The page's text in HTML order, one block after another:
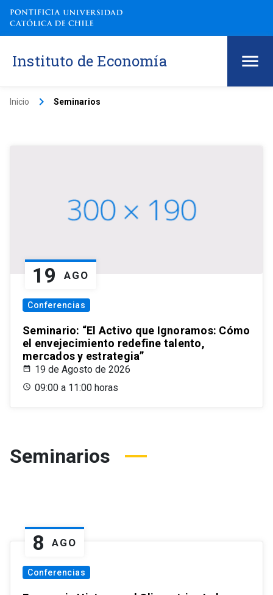
Instituto de Economía
Inicio keyboard_arrow_right Seminarios
19 AGO
Conferencias
Seminario: “El Activo que Ignoramos: Cómo
el envejecimiento redefine talento,
mercados y estrategia”
19 de Agosto de 2026
09:00 a 11:00 horas
Seminarios
8 AGO
Conferencias